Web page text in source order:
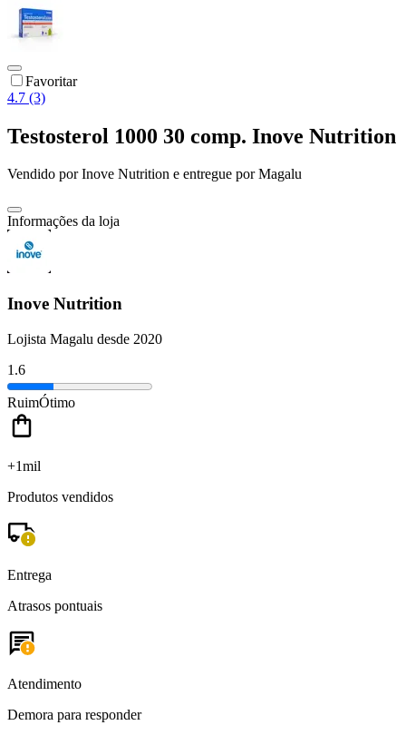
Favoritar
4.7 (3)
Testosterol 1000 30 comp. Inove Nutrition
Vendido porInove Nutrition e entregue por Magalu
Informações da loja
Inove Nutrition
Lojista Magalu desde 2020
1.6
RuimÓtimo
+1mil
Produtos vendidos
Entrega
Atrasos pontuais
Atendimento
Demora para responder